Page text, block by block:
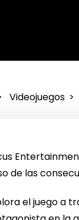
Videojuegos
de las
el juego a